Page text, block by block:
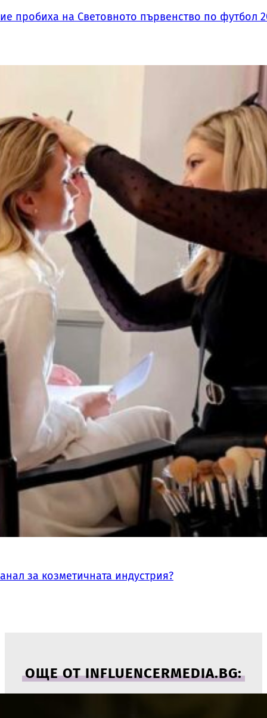
пробиха на Световното първенство по футбол
за козметичната индустрия?
ОЩЕ ОТ INFLUENCERMEDIA.BG: